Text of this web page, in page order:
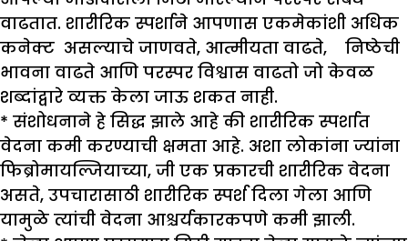
वाढतात. शारीरिक स्पर्शाने आपणास एकमेकांशी अधिक
कनेक्ट असल्याचे जाणवते, आत्मीयता वाढते, निष्ठेची
भावना वाढते आणि परस्पर विश्वास वाढतो जो केवळ
शब्दांद्वारे व्यक्त केला जाऊ शकत नाही.
* संशोधनाने हे सिद्ध झाले आहे की शारीरिक स्पर्शात
वेदना कमी करण्याची क्षमता आहे. अशा लोकांना ज्यांना
फिब्रोमायल्जियाच्या, जी एक प्रकारची शारीरिक वेदना
असते, उपचारासाठी शारीरिक स्पर्श दिला गेला आणि
यामुळे त्यांची वेदना आश्चर्यकारकपणे कमी झाली.